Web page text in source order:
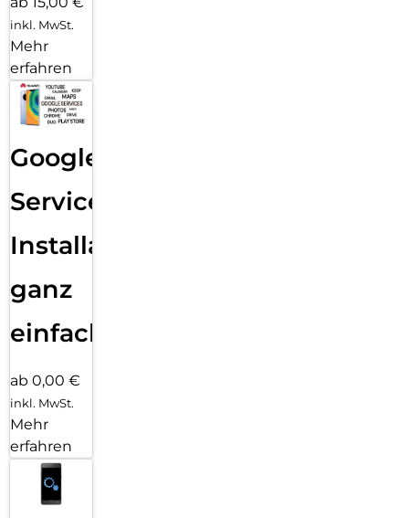
inkl. MwSt.
Mehr
erfahren
Google
Services
Installation
ganz
einfach
ab 0,00 €
inkl. MwSt.
Mehr
erfahren